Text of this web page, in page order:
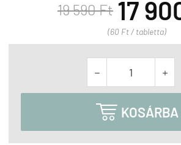
19 590 Ft 17
(60 Ft / tabletta)
 
 KOSÁRBA